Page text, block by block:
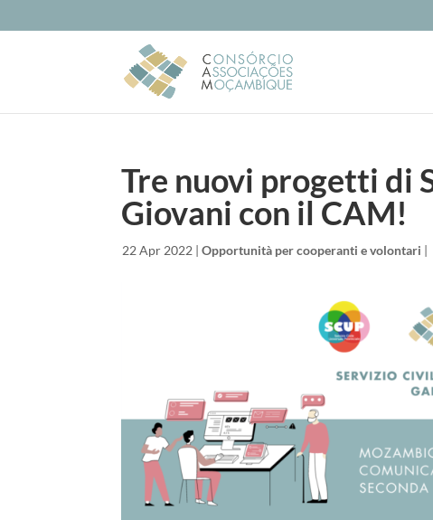
Tre nuovi progetti di
Giovani con il CAM!
22 Apr 2022 |Opportunità per cooperanti e volontari |